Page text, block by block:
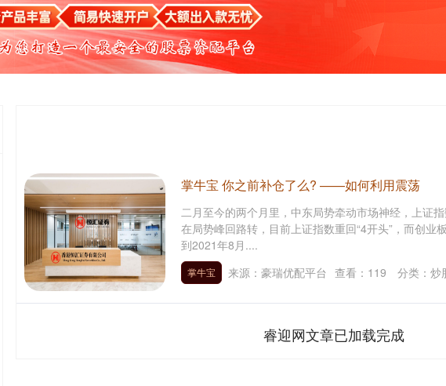
掌牛宝 你之前补仓了么? ——如何利用震荡
二月至今的两个月里，中东局势牵动市场神经，上证
在局势峰回路转，目前上证指数重回“4开头”，而创业
到2021年8月....
掌牛宝 来源：豪瑞优配平台 查看： 119 分类： 炒
睿迎网文章已加载完成